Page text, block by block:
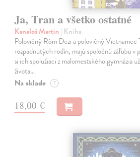
Ja, Tran a všetko ostatné
Kanaloš Martin | Kniha
Polovičný Róm Dezi a polovičný Vietnamec
rozpadnutých rodín, majú spoločnú záľubu v
si ich spolužiaci z malomestského gymnázia
života…
Na sklade ?
18,00 €